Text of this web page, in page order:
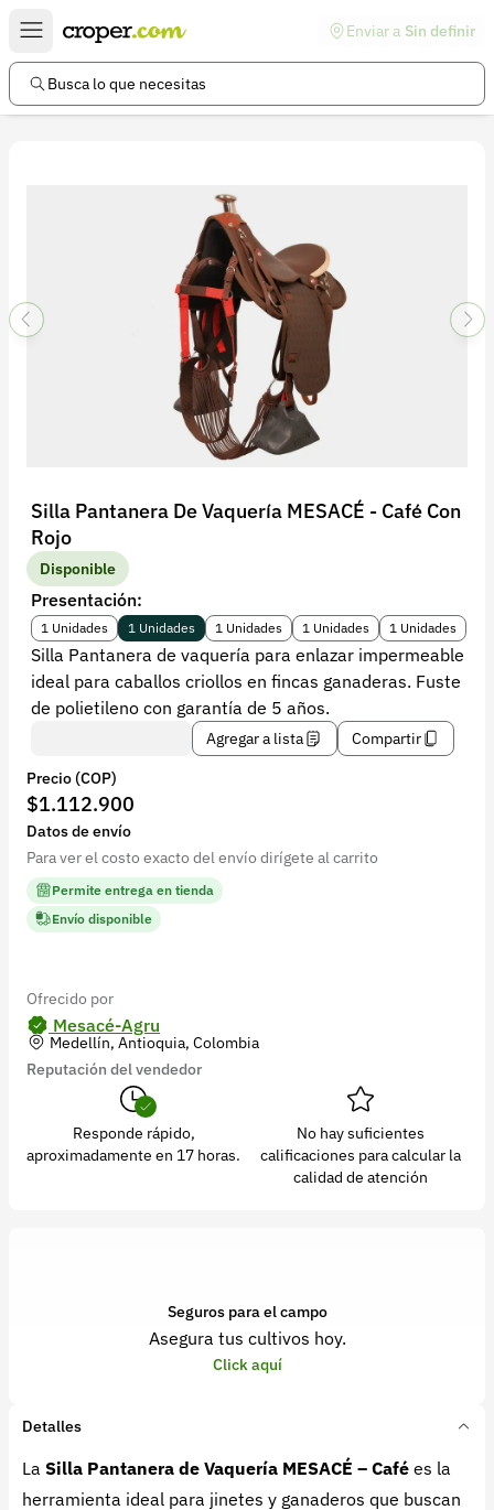
Enviar a Sin definir
Busca lo que necesitas
Silla Pantanera De Vaquería MESACÉ - Café Con
Rojo
Disponible
Presentación:
1 Unidades 1 Unidades 1 Unidades 1 Unidades 1 Unidades
Silla Pantanera de vaquería para enlazar impermeable
ideal para caballos criollos en fincas ganaderas. Fuste
de polietileno con garantía de 5 años.
Agregar a lista
Compartir
Precio (COP)
$1.112.900
Datos de envío
Para ver el costo exacto del envío dirígete al carrito
Permite entrega en tienda
Envío disponible
Ofrecido por
Mesacé-Agru
Medellín, Antioquia, Colombia
Reputación del vendedor
Responde rápido,
aproximadamente en 17 horas.
No hay suficientes
calificaciones para calcular la
calidad de atención
Seguros para el campo
Asegura tus cultivos hoy.
Click aquí
Detalles
La Silla Pantanera de Vaquería MESACÉ – Café es la
herramienta ideal para jinetes y ganaderos que buscan
Enlaces de interés
Preguntas frecuentes
Política de devoluciones
Política de privacidad
Recuperar contraseña
Contacto
Soporte
+57 323 2931928
contacto@croper.com
© 2026 Croper.com Todos los derechos reservados
Síguenos